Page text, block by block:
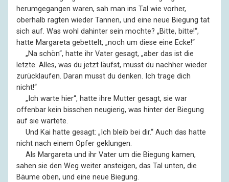
herumgegangen waren, sah man ins Tal wie vorher,
oberhalb ragten wieder Tannen, und eine neue Biegung tat
sich auf. Was wohl dahinter sein mochte? „Bitte, bitte!“,
hatte Margareta gebettelt, „noch um diese eine Ecke!“
„Na schön“, hatte ihr Vater gesagt, „aber das ist die
letzte. Alles, was du jetzt läufst, musst du nachher wieder
zurücklaufen. Daran musst du denken. Ich trage dich
nicht!“
„Ich warte hier“, hatte ihre Mutter gesagt, sie war
offenbar kein bisschen neugierig, was hinter der Biegung
auf sie wartete.
Und Kai hatte gesagt: „Ich bleib bei dir.“ Auch das hatte
nicht nach einem Opfer geklungen.
Als Margareta und ihr Vater um die Biegung kamen,
sahen sie den Weg weiter ansteigen, das Tal unten, die
Bäume oben, und eine neue Biegung.